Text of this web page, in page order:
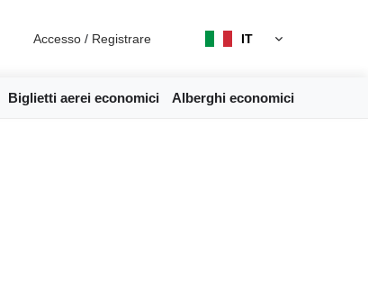
Accesso / Registrare IT
Biglietti aerei economici Alberghi economici